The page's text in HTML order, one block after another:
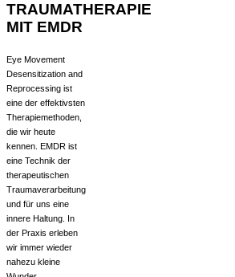
TRAUMATHERAPIE
MIT EMDR
Eye Movement
Desensitization and
Reprocessing ist
eine der effektivsten
Therapiemethoden,
die wir heute
kennen. EMDR ist
eine Technik der
therapeutischen
Traumaverarbeitung
und für uns eine
innere Haltung. In
der Praxis erleben
wir immer wieder
nahezu kleine